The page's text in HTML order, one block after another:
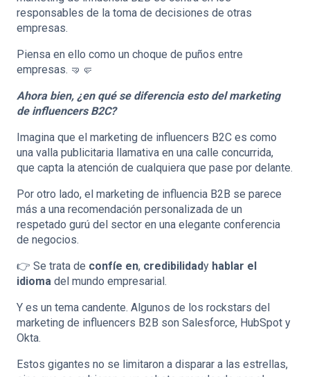
responsables de la toma de decisiones de otras
empresas.
Piensa en ello como un choque de puños entre
empresas. 🤜🤛
Ahora bien, ¿en qué se diferencia esto del marketing
de influencers B2C?
Imagina que el marketing de influencers B2C es como
una valla publicitaria llamativa en una calle concurrida,
que capta la atención de cualquiera que pase por delante.
Por otro lado, el marketing de influencia B2B se parece
más a una recomendación personalizada de un
respetado gurú del sector en una elegante conferencia
de negocios.
👉 Se trata de confíe en, credibilidady hablar el
idioma del mundo empresarial.
Y es un tema candente. Algunos de los rockstars del
marketing de influencers B2B son Salesforce, HubSpot y
Okta.
Estos gigantes no se limitaron a disparar a las estrellas,